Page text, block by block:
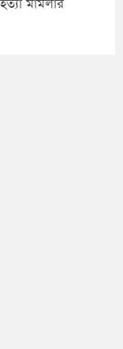
মামলার